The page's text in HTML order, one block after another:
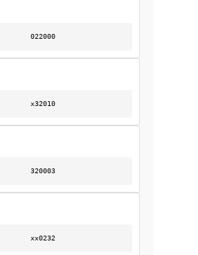
022000
x32010
320003
xx0232